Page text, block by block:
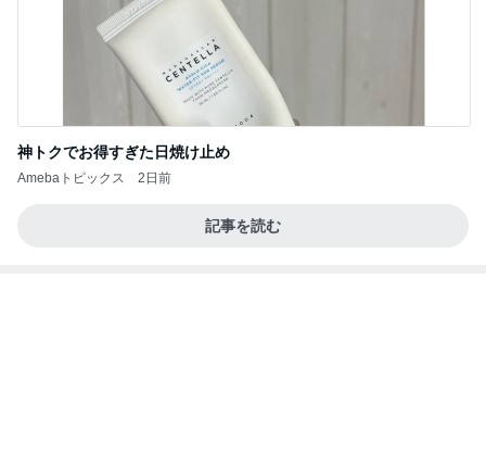
記事を読む
粒度1で挽いた想像を超える細挽き
Amebaトピックス 1日前
あいのりブログ 1日前